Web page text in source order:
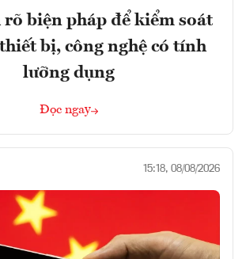
biện pháp để kiểm soát
bị, công nghệ có tính
lưỡng dụng
Đọc ngay
15:18, 08/08/2026